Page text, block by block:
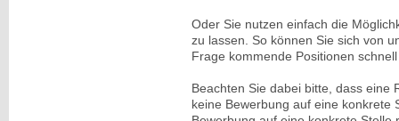
Oder Sie nutzen einfach die
zu lassen. So können Sie sich von
Frage kommende Positionen
Beachten Sie dabei bitte, dass eine
keine Bewerbung auf eine konkrete